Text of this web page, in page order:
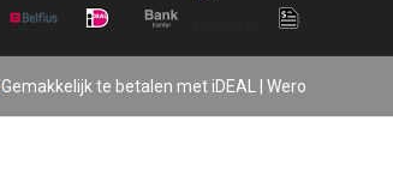
Gemakkelijk te betalen met iDEAL | Wero